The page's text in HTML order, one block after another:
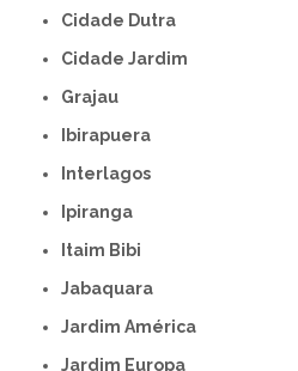
Cidade Dutra
Cidade Jardim
Grajau
Ibirapuera
Interlagos
Ipiranga
Itaim Bibi
Jabaquara
Jardim América
Jardim Europa